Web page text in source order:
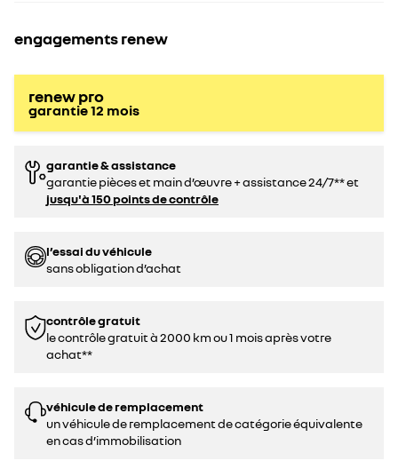
engagements renew
renew pro
garantie12 mois
garantie & assistance
garantie pièces et main d’œuvre + assistance 24/7** et
jusqu'à 150 points de contrôle
l’essai du véhicule
sans obligation d’achat
contrôle gratuit
le contrôle gratuit à 2000 km ou 1 mois après votre
achat**
véhicule de remplacement
un véhicule de remplacement de catégorie équivalente
en cas d’immobilisation